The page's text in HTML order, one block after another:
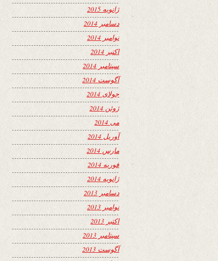
ژانویه 2015
دسامبر 2014
نوامبر 2014
اکتبر 2014
سپتامبر 2014
آگوست 2014
جولای 2014
ژوئن 2014
می 2014
آوریل 2014
مارس 2014
فوریه 2014
ژانویه 2014
دسامبر 2013
نوامبر 2013
اکتبر 2013
سپتامبر 2013
آگوست 2013